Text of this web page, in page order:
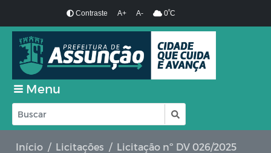
Contraste A+ A- 0ºC
Menu
Início Licitações
Licitação nº DV 026/2025